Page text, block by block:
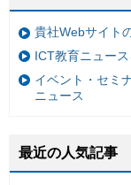
貴社Webサイト
ICT教育ニュー
イベント・セミ
ニュース
最近の人気記事